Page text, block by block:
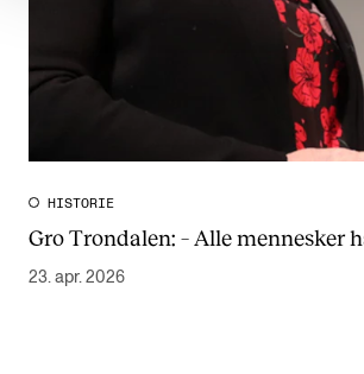
HISTORIE
Gro Trondalen: – Alle mennesker
23. apr. 2026